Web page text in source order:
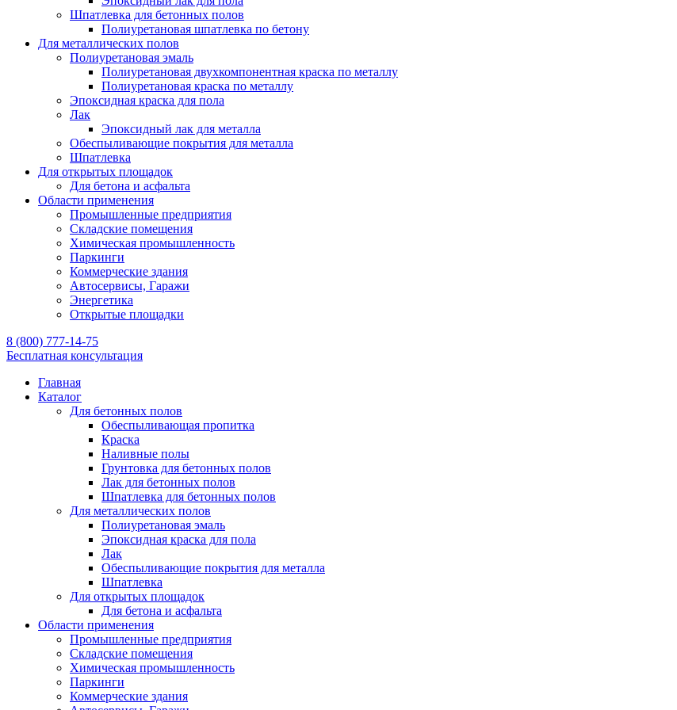
Шпатлевка для бетонных полов
Полиуретановая шпатлевка по бетону
Для металлических полов
Полиуретановая эмаль
Полиуретановая двухкомпонентная краска по металлу
Полиуретановая краска по металлу
Эпоксидная краска для пола
Лак
Эпоксидный лак для металла
Обеспыливающие покрытия для металла
Шпатлевка
Для открытых площадок
Для бетона и асфальта
Области применения
Промышленные предприятия
Складские помещения
Химическая промышленность
Паркинги
Коммерческие здания
Автосервисы, Гаражи
Энергетика
Открытые площадки
8 (800) 777-14-75
Бесплатная консультация
Главная
Каталог
Для бетонных полов
Обеспыливающая пропитка
Краска
Наливные полы
Грунтовка для бетонных полов
Лак для бетонных полов
Шпатлевка для бетонных полов
Для металлических полов
Полиуретановая эмаль
Эпоксидная краска для пола
Лак
Обеспыливающие покрытия для металла
Шпатлевка
Для открытых площадок
Для бетона и асфальта
Области применения
Промышленные предприятия
Складские помещения
Химическая промышленность
Паркинги
Коммерческие здания